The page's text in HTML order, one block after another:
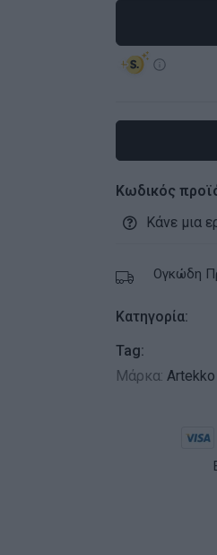
Κωδικός
Κάνε μια
Ογκώδη
Κατηγορία:
Tag:
Μάρκα: Artekko